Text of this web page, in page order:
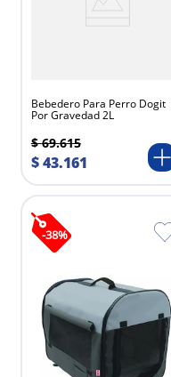
Bebedero Para Perro Dogit
Por Gravedad 2L
$ 69.615
$43.161
-38%